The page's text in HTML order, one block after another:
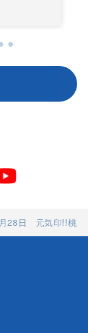
28日 元気印!!桃原